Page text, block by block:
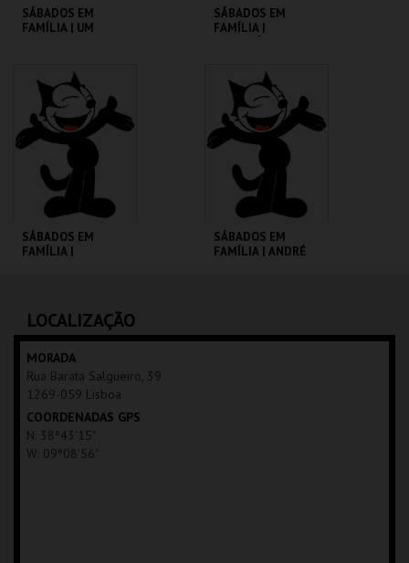
SÁBADOS EM
FAMÍLIA | UM
CINEMATECA
MAIS INFO
COMPRAR
SÁBADOS EM
FAMÍLIA |
CINEMATECA
MAIS INFO
COMPRAR
SÁBADOS EM
FAMÍLIA |
MAIS INFO
COMPRAR
SÁBADOS EM
FAMÍLIA | ANDRÉ
LOCALIZAÇÃO
MORADA
Rua Barata Salgueiro, 39
1269-059 Lisboa
COORDENADAS GPS
N: 38º43'15"
W: 09º08'56"